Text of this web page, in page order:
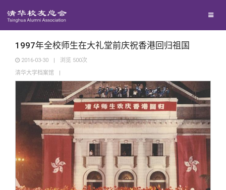
西南联大校友会
捐赠项目
捐赠新闻
捐赠纪事
媒体平台
《清华校友通讯》
《水木清华》
百年清华
清华人物
校友服务
1997年全校师生在大礼堂前庆祝香港回归祖国
2016-03-30 | 浏览 500次
清华大学档案馆
|